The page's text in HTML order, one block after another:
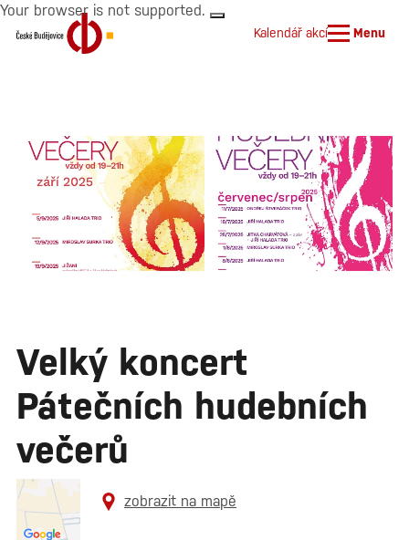
Your browser is not supported.
Kalendář akcí Menu
Velký koncert
Pátečních hudebních
večerů
zobrazit na mapě